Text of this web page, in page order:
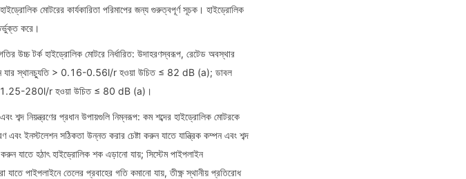
মোটরের কার্যকারিতা পরিমাপের জন্য গুরুত্বপূর্ণ সূচক। হাইড্রোলিক
করে।
টর্ক হাইড্রোলিক মোটরে নির্ধারিত: উদাহরণস্বরূপ, রেটেড অবস্থার
মান যার স্থানচ্যুতি > 0.16-0.56l/r হওয়া উচিত ≤ 82 dB (a); ডাবল
> 1.25-280l/r হওয়া উচিত ≤ 80 dB (a)।
শব্দ নিয়ন্ত্রণের প্রধান উপায়গুলি নিম্নরূপ: কম শব্দের হাইড্রোলিক মোটরকে
ইনস্টলেশন সঠিকতা উন্নত করার চেষ্টা করুন যাতে যান্ত্রিক কম্পন এবং শব্দ
যাতে হঠাৎ হাইড্রোলিক শক এড়ানো যায়; সিস্টেম পাইপলাইন
পাইপলাইনে তেলের প্রবাহের গতি কমানো যায়, তীক্ষ্ণ স্থানীয় প্রতিরোধ